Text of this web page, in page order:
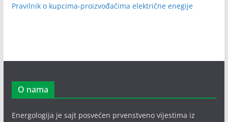
Pravilnik o kupcima-proizvođačima električne enegije
O nama
Energologija je sajt posvećen prvenstveno vijestima iz